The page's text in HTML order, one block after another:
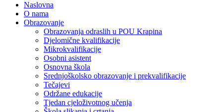
Naslovna
O nama
Obrazovanje
Obrazovanja odraslih u POU Krapina
Djelomične kvalifikacije
Mikrokvalifikacije
Osobni asistent
Osnovna škola
Srednjoškolsko obrazovanje i prekvalifikacije
Tečajevi
Održane edukacije
Tjedan cjeloživotnog učenja